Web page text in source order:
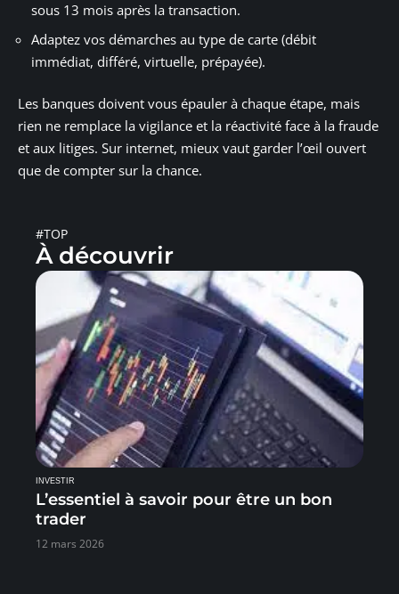
sous 13 mois après la transaction.
Adaptez vos démarches au type de carte (débit
immédiat, différé, virtuelle, prépayée).
Les banques doivent vous épauler à chaque étape, mais
rien ne remplace la vigilance et la réactivité face à la fraude
et aux litiges. Sur internet, mieux vaut garder l’œil ouvert
que de compter sur la chance.
#TOP
À découvrir
INVESTIR
L’essentiel à savoir pour être un bon
trader
12 mars 2026